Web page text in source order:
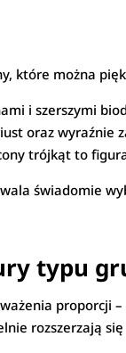
które można
i szerszymi
oraz wyraźnie
trójkąt to
świadomie
typu
proporcji
rozszerzają